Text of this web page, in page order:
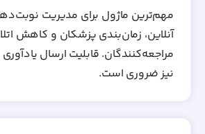
مهم‌ترین ماژول برای مدیریت
آنلاین، زمان‌بندی پزشکان و کاهش
مراجعه‌کنندگان. قابلیت ارسال
نیز ضروری است.